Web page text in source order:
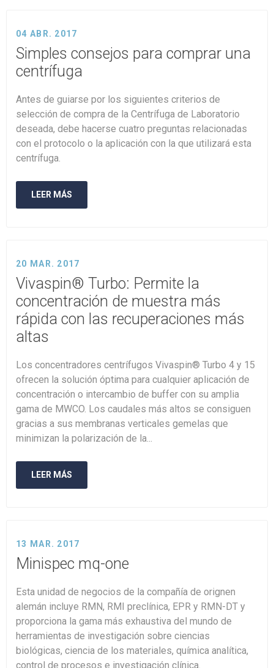
04 ABR. 2017
Simples consejos para comprar una
centrífuga
Antes de guiarse por los siguientes criterios de
selección de compra de la Centrífuga de Laboratorio
deseada, debe hacerse cuatro preguntas relacionadas
con el protocolo o la aplicación con la que utilizará esta
centrífuga.
LEER MÁS
20 MAR. 2017
Vivaspin® Turbo: Permite la
concentración de muestra más
rápida con las recuperaciones más
altas
Los concentradores centrífugos Vivaspin® Turbo 4 y 15
ofrecen la solución óptima para cualquier aplicación de
concentración o intercambio de buffer con su amplia
gama de MWCO. Los caudales más altos se consiguen
gracias a sus membranas verticales gemelas que
minimizan la polarización de la...
LEER MÁS
13 MAR. 2017
Minispec mq-one
Esta unidad de negocios de la compañía de orignen
alemán incluye RMN, RMI preclínica, EPR y RMN-DT y
proporciona la gama más exhaustiva del mundo de
herramientas de investigación sobre ciencias
biológicas, ciencia de los materiales, química analítica,
control de procesos e investigación clínica.